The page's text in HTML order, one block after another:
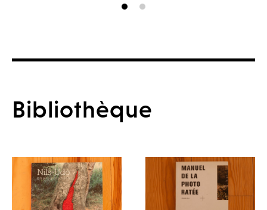
Bibliothèque